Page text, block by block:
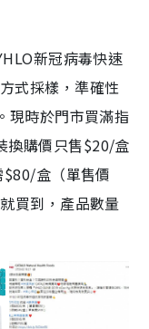
新冠病毒快速
式採樣，準確性
現時於門市買滿指
換購價只售$20/盒
$80/盒（單售價
買到，產品數量